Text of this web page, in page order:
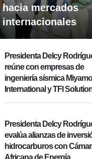
hacia mercados
internacionales
Presidenta Delcy
reúne con empresas de
ingeniería sísmica
International y TFI
Presidenta Delcy
evalúa alianzas de
hidrocarburos con
Africana de Energía